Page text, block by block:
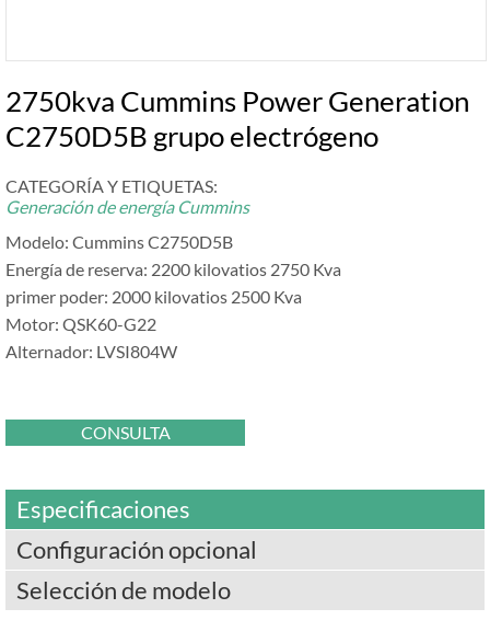
2750kva Cummins Power Generation
C2750D5B grupo electrógeno
CATEGORÍA Y ETIQUETAS:
Generación de energía Cummins
Modelo: Cummins C2750D5B
Energía de reserva: 2200 kilovatios 2750 Kva
primer poder: 2000 kilovatios 2500 Kva
Motor: QSK60-G22
Alternador: LVSI804W
CONSULTA
Especificaciones
Configuración opcional
Selección de modelo